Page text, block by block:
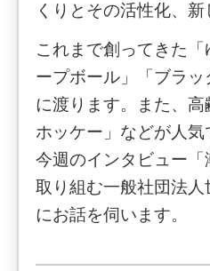
くりとその活性化、
これまで創ってきた
ープボール」「ブラ
に渡ります。また、
ホッケー」などが人
今週のインタビュー
取り組む一般社団法
にお話を伺います。